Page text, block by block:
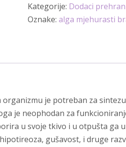
bračić
(Fucus
mg
kapsula
-
Sanct
Bernhard
Kategorije: Dodaci
Oznake: alga mjehurasti
je potreban za
je neophodan za
u svoje tkivo i u otpušta ga
gušavost, i druge